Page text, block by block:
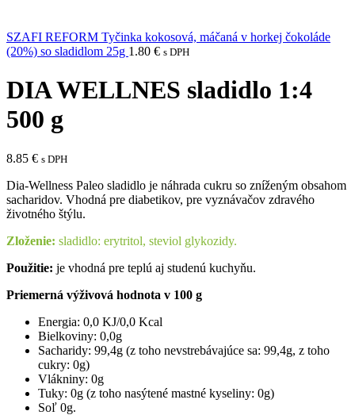
SZAFI REFORM Tyčinka kokosová, máčaná v horkej čokoláde
(20%) so sladidlom 25g 1.80 € s DPH
DIA WELLNES sladidlo 1:4
500 g
8.85 € s DPH
Dia-Wellness Paleo sladidlo je náhrada cukru so zníženým obsahom
sacharidov. Vhodná pre diabetikov, pre vyznávačov zdravého
životného štýlu.
Zloženie: sladidlo: erytritol, steviol glykozidy.
Použitie: je vhodná pre teplú aj studenú kuchyňu.
Priemerná výživová hodnota v 100 g
Energia: 0,0 KJ/0,0 Kcal
Bielkoviny: 0,0g
Sacharidy: 99,4g (z toho nevstrebávajúce sa: 99,4g, z toho
cukry: 0g)
Vlákniny: 0g
Tuky: 0g (z toho nasýtené mastné kyseliny: 0g)
Soľ 0g.